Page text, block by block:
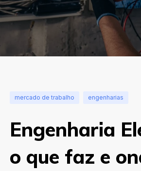
mercado de trabalho engenharias
Engenharia
o que faz e